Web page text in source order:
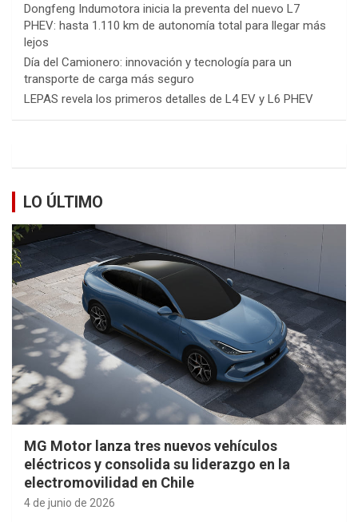
Dongfeng Indumotora inicia la preventa del nuevo L7
PHEV: hasta 1.110 km de autonomía total para llegar más
lejos
Día del Camionero: innovación y tecnología para un
transporte de carga más seguro
LEPAS revela los primeros detalles de L4 EV y L6 PHEV
LO ÚLTIMO
MG Motor lanza tres nuevos vehículos
eléctricos y consolida su liderazgo en la
electromovilidad en Chile
4 de junio de 2026